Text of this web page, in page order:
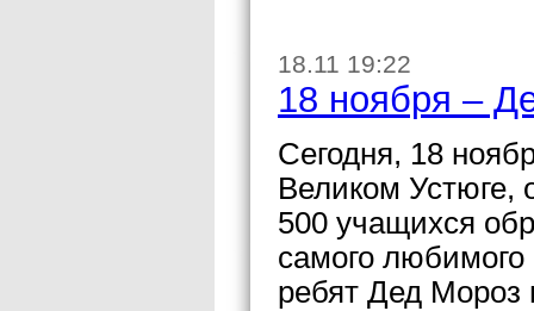
18.11 19:22
18 ноября –
Сегодня, 18
Великом Устюге,
500 учащихся
самого
ребят Дед Мороз